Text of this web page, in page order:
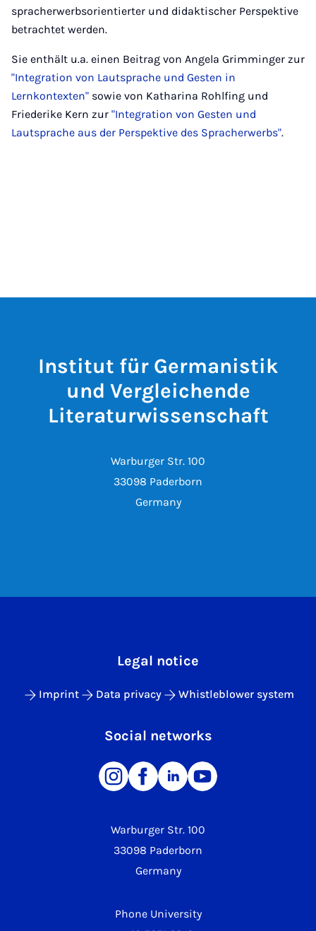
spracherwerbsorientierter und didaktischer Perspektive
betrachtet werden.
Sie enthält u.a. einen Beitrag von Angela Grimminger zur
"Integration von Lautsprache und Gesten in
Lernkontexten" sowie von Katharina Rohlfing und
Friederike Kern zur "Integration von Gesten und
Lautsprache aus der Perspektive des Spracherwerbs".
Institut für Germanistik
und Vergleichende
Literaturwissenschaft
Warburger Str. 100
33098 Paderborn
Germany
Warburger Str. 100
33098 Paderborn
Germany
Phone University
Legal notice
Imprint Data privacy Whistleblower system
Social networks